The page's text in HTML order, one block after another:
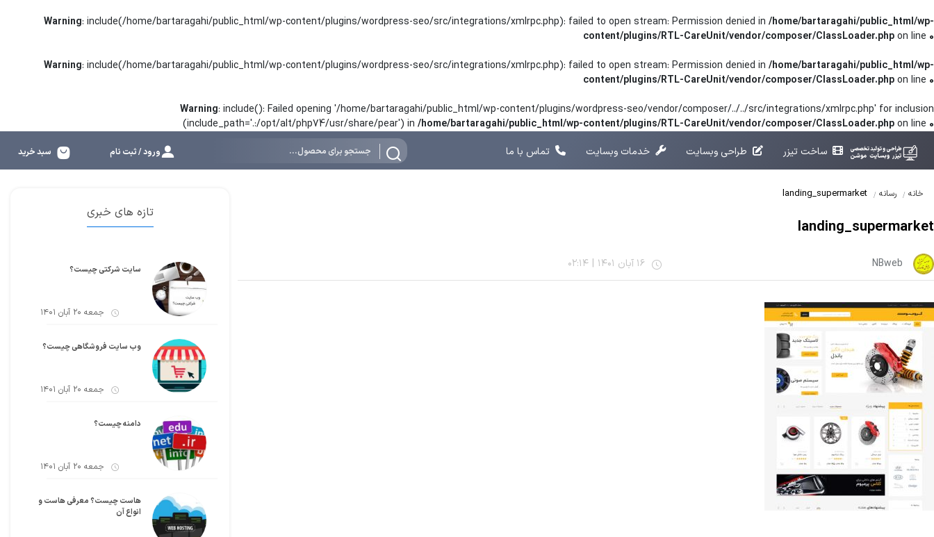
Warning: include(/home/bartaragahi/public_html/wp-content/plugins/wordpress-seo/src/integrations/xmlrpc.php): failed to open stream: Permission denied in /home/bartaragahi/public_html/wp-
content/plugins/RTL-CareUnit/vendor/composer/ClassLoader.phpon line 0
Warning: include(/home/bartaragahi/public_html/wp-content/plugins/wordpress-seo/src/integrations/xmlrpc.php): failed to open stream: Permission denied in /home/bartaragahi/public_html/wp-
content/plugins/RTL-CareUnit/vendor/composer/ClassLoader.phpon line 0
Warning: include(): Failed opening '/home/bartaragahi/public_html/wp-content/plugins/wordpress-seo/vendor/composer/../../src/integrations/xmlrpc.php' for inclusion
(include_path='.:/opt/alt/php74/usr/share/pear') in /home/bartaragahi/public_html/wp-content/plugins/RTL-CareUnit/vendor/composer/ClassLoader.phpon line 0
ساخت تیزر
طراحی وبسایت خدمات وبسایت تماس با ما ورود / ثبت نام سبد خرید
خانه رسانه
landing_supermarket
NBweb 16 آبان 1401 |
02:14
تازه های خبری
سایت شرکتی چیست؟
جمعه 20 آبان 1401
وب سایت فروشگاهی چیست؟
جمعه 20 آبان 1401
دامنه چیست؟
جمعه 20 آبان 1401
هاست چیست؟ معرفی هاست و
انواع آن